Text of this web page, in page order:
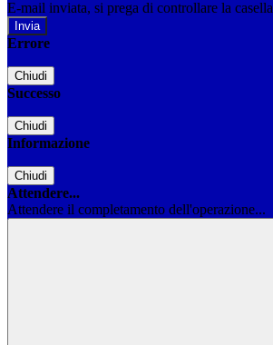
E-mail inviata, si prega di controllare la
Errore
Chiudi
Successo
Chiudi
Informazione
Chiudi
Attendere...
Attendere il completamento dell'operazione...